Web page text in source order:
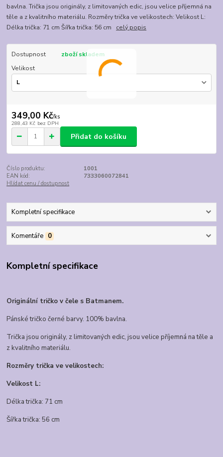
bavlna. Trička jsou originály, z limitovaných edic, jsou velice příjemná na
těle a z kvalitního materiálu. Rozměry trička ve velikostech: Velikost L:
Délka trička: 71 cm Šířka trička: 56 cm celý popis
Dostupnost
zboží skladem
Velikost
349,00 Kč/ks
288,43 Kč bez DPH
Přidat do košíku
Číslo produktu:
1001
EAN kód:
7333060072841
Hlídat cenu / dostupnost
Kompletní specifikace
Komentáře 0
Kompletní specifikace
Originální tričko v čele s Batmanem.
Pánské tričko černé barvy. 100% bavlna.
Trička jsou originály, z limitovaných edic, jsou velice příjemná na těle a
z kvalitního materiálu.
Rozměry trička ve velikostech:
Velikost L:
Délka trička: 71 cm
Šířka trička: 56 cm